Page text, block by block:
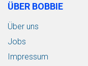
ÜBER BOBBIE
Über uns
Jobs
Impressum